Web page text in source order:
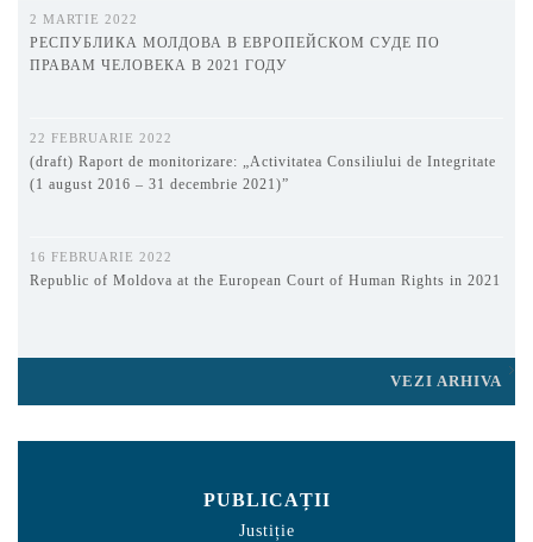
2 MARTIE 2022
РЕСПУБЛИКА МОЛДОВА В ЕВРОПЕЙСКОМ СУДЕ ПО
ПРАВАМ ЧЕЛОВЕКА В 2021 ГОДУ
22 FEBRUARIE 2022
(draft) Raport de monitorizare: „Activitatea Consiliului de Integritate
(1 august 2016 – 31 decembrie 2021)”
16 FEBRUARIE 2022
Republic of Moldova at the European Court of Human Rights in 2021
VEZI ARHIVA
PUBLICAȚII
Justiție